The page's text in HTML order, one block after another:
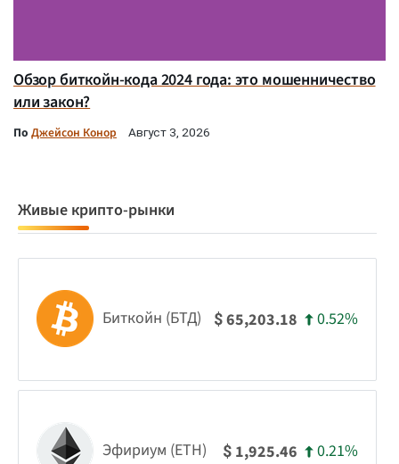
Обзор биткойн-кода 2024 года: это мошенничество
или закон?
По Джейсон Конор Август 3, 2026
Живые крипто-рынки
Биткойн (БТД) $65,203.18 0.52%
Эфириум (ETH) $ 1,925.46 0.21%